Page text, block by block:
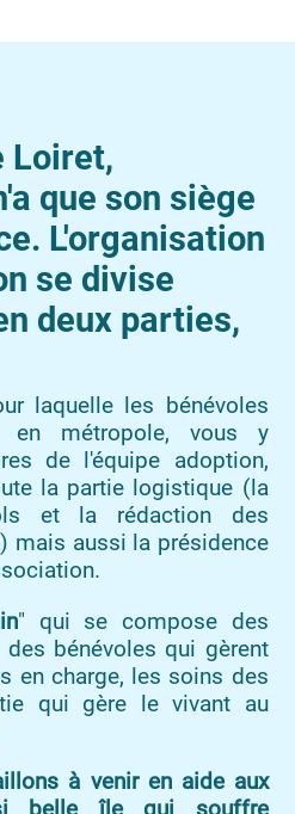
Loiret,
que son siège
L'organisation
se divise
deux parties,
laquelle les bénévoles
en métropole, vous y
de l'équipe adoption,
la partie logistique (la
et la rédaction des
mais aussi la présidence
" qui se compose des
bénévoles qui gèrent
en charge, les soins des
qui gère le vivant au
à venir en aide aux
belle île qui souffre